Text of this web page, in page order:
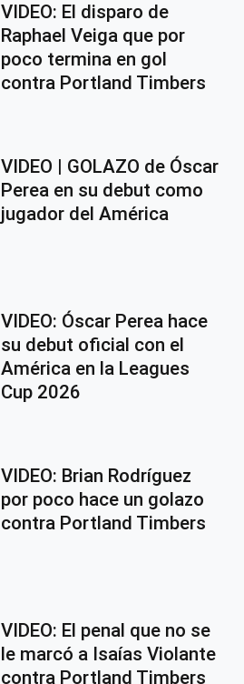
VIDEO: El disparo de
Raphael Veiga que por
poco termina en gol
contra Portland Timbers
VIDEO | GOLAZO de Óscar
Perea en su debut como
jugador del América
VIDEO: Óscar Perea hace
su debut oficial con el
América en la Leagues
Cup 2026
VIDEO: Brian Rodríguez
por poco hace un golazo
contra Portland Timbers
VIDEO: El penal que no se
le marcó a Isaías Violante
contra Portland Timbers